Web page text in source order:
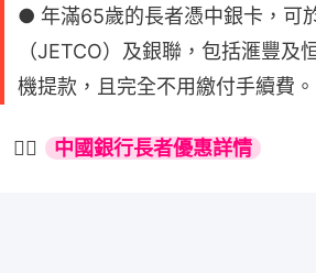
● 年滿65歲的長者憑中銀卡，可
（JETCO）及銀聯，包括滙豐及
機提款，且完全不用繳付手續費。
👉🏻 中國銀行長者優惠詳情